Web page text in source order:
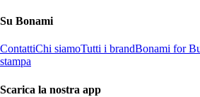
Su Bonami
ContattiChi siamoTutti i brandBonami for
stampa
Scarica la nostra app